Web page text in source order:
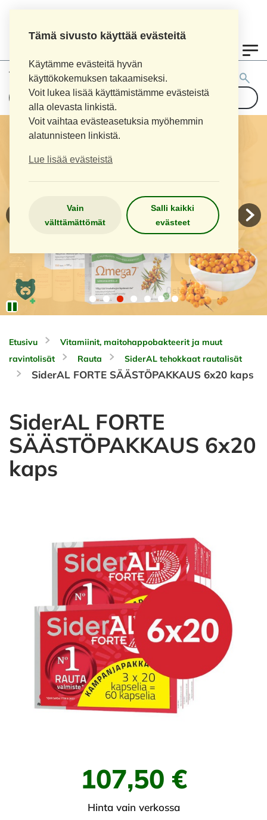
Tämä sivusto käyttää evästeitä
Käytämme evästeitä hyvän
käyttökokemuksen takaamiseksi.
Voit lukea lisää käyttämistämme evästeistä
alla olevasta linkistä.
Voit vaihtaa evästeasetuksia myöhemmin
alatunnisteen linkistä.
Lue lisää evästeistä
Vain
välttämättömät
Salli kaikki
evästeet
Tuotehaku:
Etusivu
Vitamiinit, maitohappobakteerit ja muut
ravintolisät
Rauta SiderAL tehokkaat rautalisät
SiderAL FORTE SÄÄSTÖPAKKAUS 6x20 kaps
SiderAL FORTE
SÄÄSTÖPAKKAUS 6x20
kaps
107,50 €
Hinta vain verkossa